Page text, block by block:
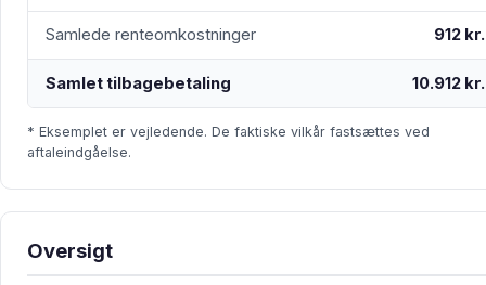
Samlede renteomkostninger 912 kr.
Samlet tilbagebetaling 10.912 kr.
* Eksemplet er vejledende. De faktiske vilkår fastsættes ved
aftaleindgåelse.
Oversigt